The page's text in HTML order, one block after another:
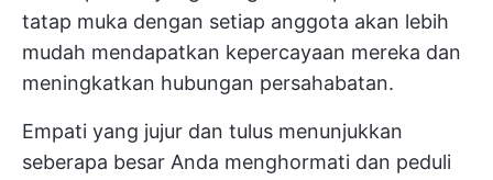
tatap muka dengan setiap anggota akan lebih
mudah mendapatkan kepercayaan mereka dan
meningkatkan hubungan persahabatan.
Empati yang jujur dan tulus menunjukkan
seberapa besar Anda menghormati dan peduli